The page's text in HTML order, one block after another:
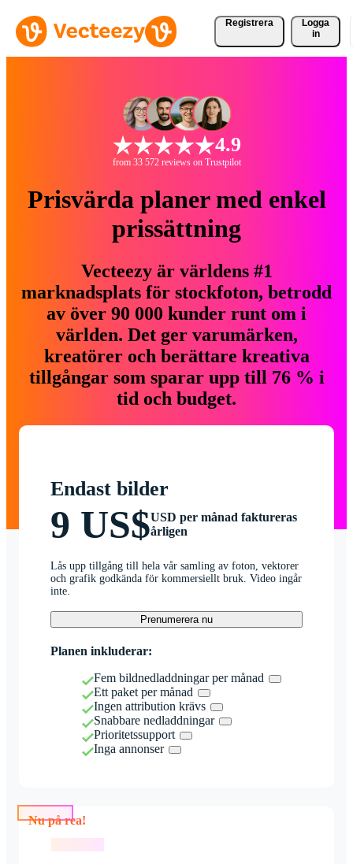
Registrera
Logga
in
4.9
from 33 572 reviews on Trustpilot
Prisvärda planer med enkel
prissättning
Vecteezy är världens #1
marknadsplats för stockfoton, betrodd
av över 90 000 kunder runt om i
världen. Det ger varumärken,
kreatörer och berättare kreativa
tillgångar som sparar upp till 76 % i
tid och budget.
Endast bilder
9 US$USD per månad faktureras
årligen
Lås upp tillgång till hela vår samling av foton, vektorer
och grafik godkända för kommersiellt bruk. Video ingår
inte.
Prenumerera nu
Planen inkluderar:
Fem bildnedladdningar per månad
Ett paket per månad
Ingen attribution krävs
Snabbare nedladdningar
Prioritetssupport
Inga annonser
Nu på rea!